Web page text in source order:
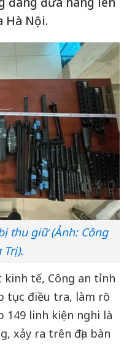
Hà Nội.
thu giữ (Ảnh: Công
Trị).
kinh tế, Công an tỉnh
tục điều tra, làm rõ
149 linh kiện nghi là
xảy ra trên địa bàn